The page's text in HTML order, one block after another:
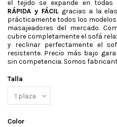
el tejido se expande en todas
RÁPIDA y FÁCILgracias a la
prácticamente todos los
masajeadores del mercado.
cubre completamente el sofá
y reclinar perfectamente el
resistente. Precio más bajo
sin competencia. Somos
Talla
Color